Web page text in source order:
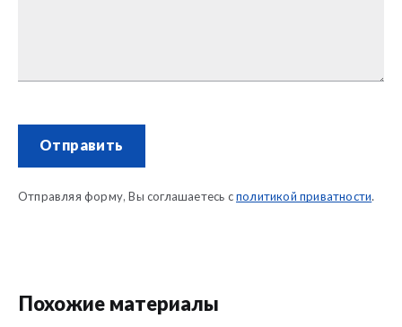
Отправить
Отправляя форму, Вы соглашаетесь с политикой приватности.
Похожие материалы